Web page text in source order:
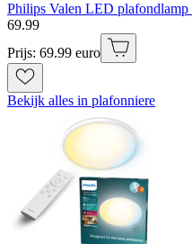
Philips Valen LED
69.99
Prijs: 69.99 euro
Bekijk alles in plafonniere